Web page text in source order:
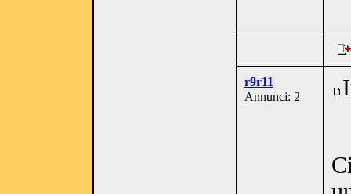
r9r11
Annunci: 2